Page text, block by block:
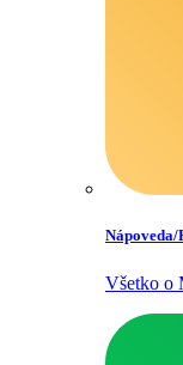
Nápoveda/​
Všetko o